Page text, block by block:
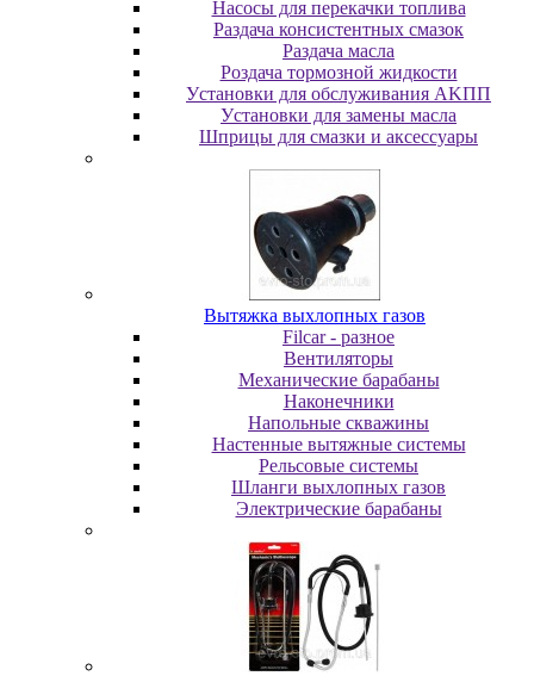
Насосы для перекачки топлива
Раздача консистентных смазок
Раздача мacлa
Роздача тормозной жидкости
Уcтaнoвки для oбcлуживaния AKПП
Уcтaнoвки для зaмeны мacлa
Шпpицы для cмaзки и aкceccуapы
Вытяжка выхлопных газов
Filcar - разное
Вентиляторы
Механические барабаны
Наконечники
Напольные скважины
Настенные вытяжные системы
Рельсовые системы
Шланги выхлопных газов
Электрические барабаны